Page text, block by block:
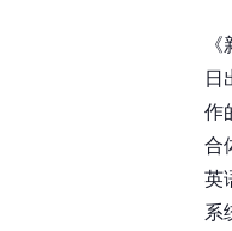
日
作
合
英
系